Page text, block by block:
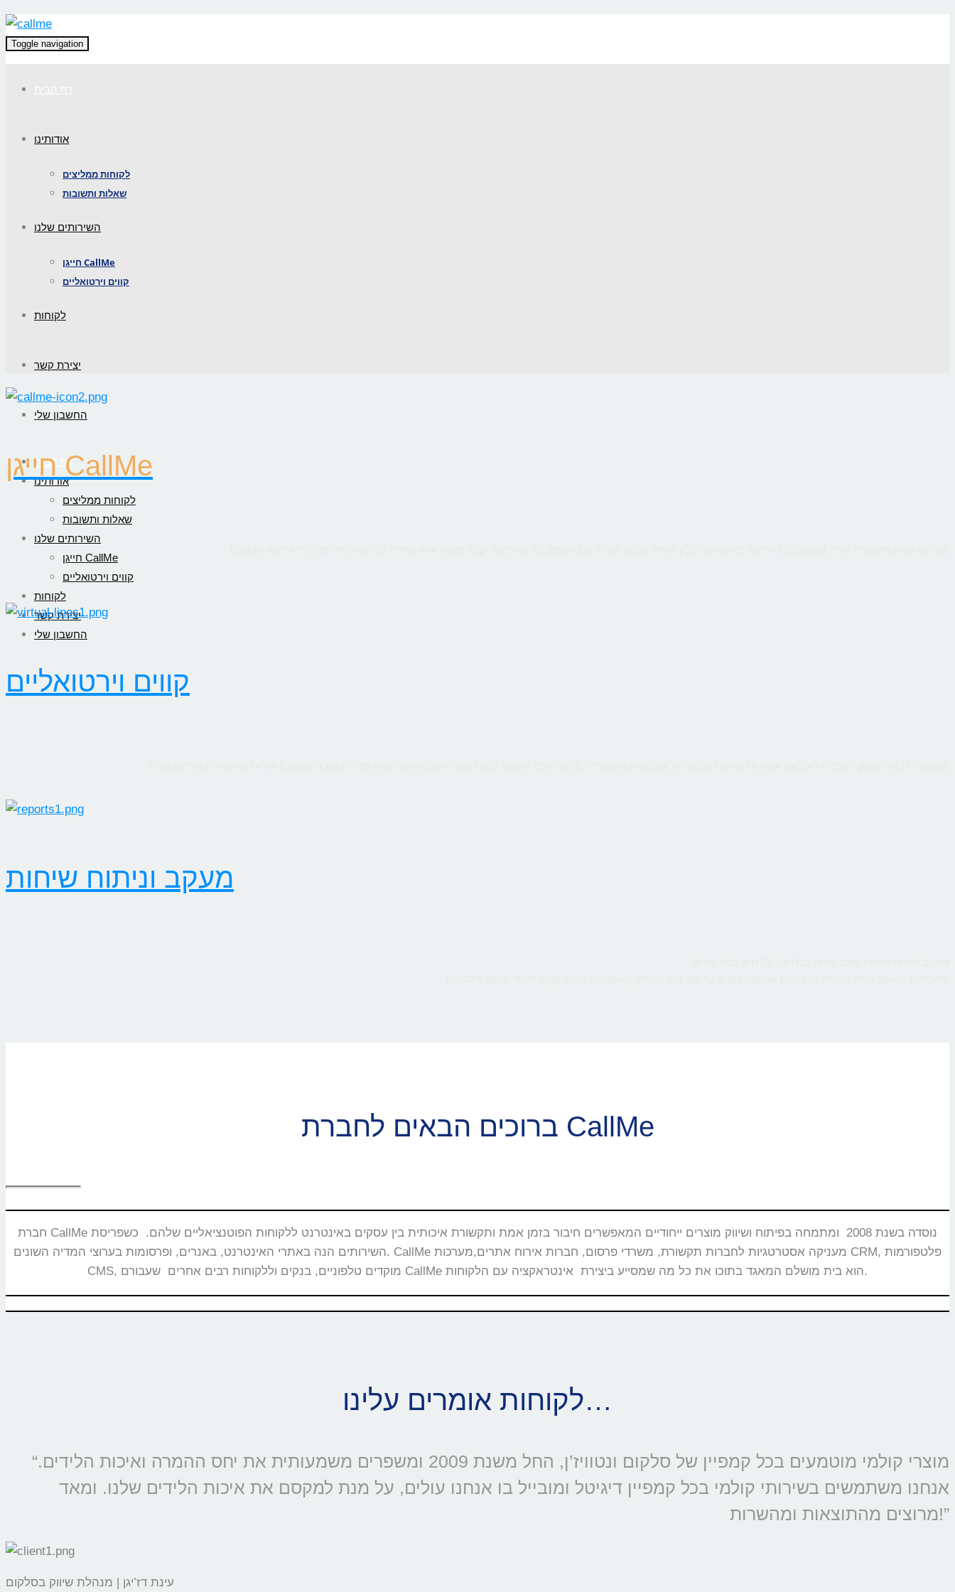
Toggle navigation
אודותינו
לקוחות ממליצים
שאלות ותשובות
השירותים שלנו
חייגן CallMe
קווים וירטואליים
לקוחות
יצירת קשר
החשבון שלי
דף הבית
אודותינו
לקוחות ממליצים
שאלות ותשובות
השירותים שלנו
חייגן CallMe
קווים וירטואליים
לקוחות
יצירת קשר
החשבון שלי
חייגן CallMe
קווים וירטואליים
מעקב וניתוח שיחות
ברוכים הבאים לחברת CallMe
חברת CallMe נוסדה בשנת 2008 ומתמחה בפיתוח ושיווק מוצרים ייחודיים המאפשרים חיבור בזמן אמת ותקשורת איכותית בין עסקים באינטרנט ללקוחות הפוטנציאליים שלהם. כשפריסת
השירותים הנה באתרי האינטרנט, באנרים, ופרסומות בערוצי המדיה השונים. CallMe מעניקה אסטרטגיות לחברות תקשורת, משרדי פרסום, חברות אירוח אתרים,מערכות CRM, פלטפורמות
CMS, מוקדים טלפוניים, בנקים וללקוחות רבים אחרים שעבורם CallMe הוא בית מושלם המאגד בתוכו את כל מה שמסייע ביצירת אינטראקציה עם הלקוחות.
לקוחות אומרים עלינו…
“מוצרי קולמי מוטמעים בכל קמפיין של סלקום ונטוויז’ן, החל משנת 2009 ומשפרים משמעותית את יחס ההמרה ואיכות הלידים.
אנחנו משתמשים בשירותי קולמי בכל קמפיין דיגיטל ומובייל בו אנחנו עולים, על מנת למקסם את איכות הלידים שלנו. ומאד
מרוצים מהתוצאות ומהשרות!”
עינת דז’יגן | מנהלת שיווק בסלקום